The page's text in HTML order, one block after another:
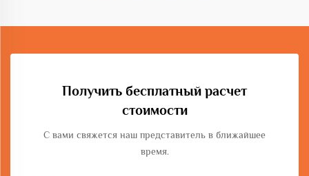
Получить бесплатный расчет
стоимости
С вами свяжется наш представитель в ближайшее
время.